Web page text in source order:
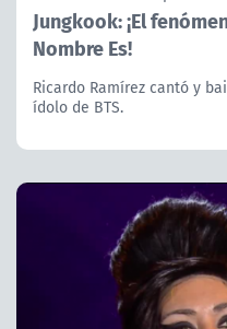
Jungkook: ¡El
Nombre Es!
Ricardo Ramírez cantó y
ídolo de BTS.